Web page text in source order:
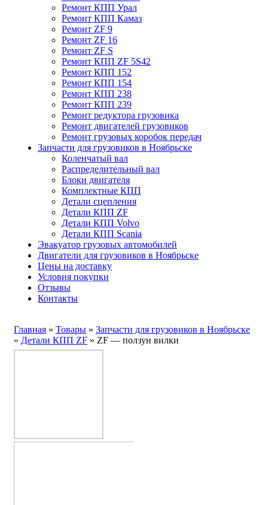
Ремонт КПП Урал
Ремонт КПП Камаз
Ремонт ZF 9
Ремонт ZF 16
Ремонт ZF S
Ремонт КПП ZF 5S42
Ремонт КПП 152
Ремонт КПП 154
Ремонт КПП 238
Ремонт КПП 239
Ремонт редуктора грузовика
Ремонт двигателей грузовиков
Ремонт грузовых коробок передач
Запчасти для грузовиков в Ноябрьске
Коленчатый вал
Распределительный вал
Блоки двигателя
Комплектные КПП
Детали сцепления
Детали КПП ZF
Детали КПП Volvo
Детали КПП Scania
Эвакуатор грузовых автомобилей
Двигатели для грузовиков в Ноябрьске
Цены на доставку
Условия покупки
Отзывы
Контакты
Главная » Товары » Запчасти для грузовиков в Ноябрьске
» Детали КПП ZF » ZF — ползун вилки